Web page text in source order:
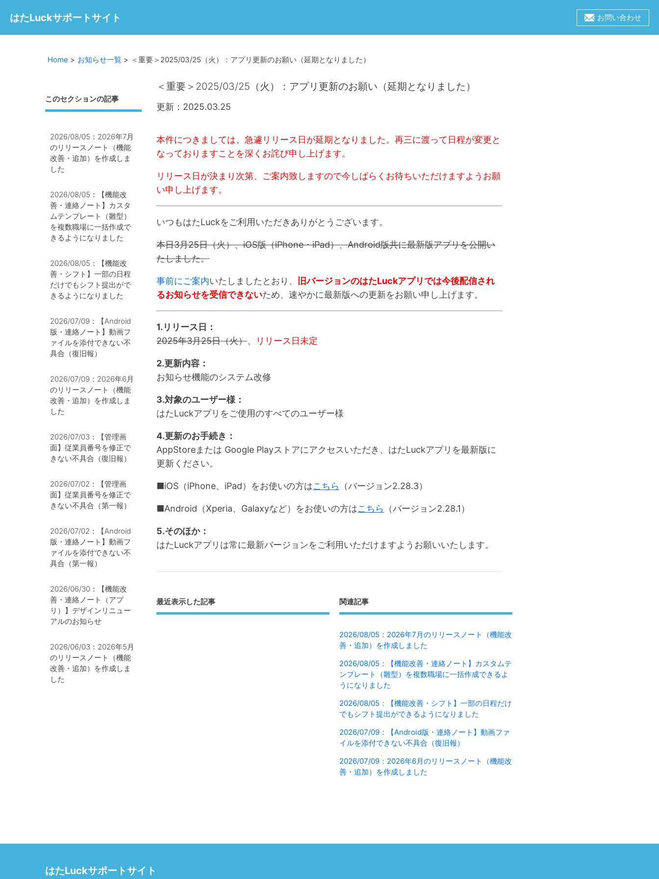
はたLuckサポートサイト お問い合わせ
Home お知らせ一覧 ＜重要＞2025/03/25（火）：アプリ更新のお願い（延期となりました）
このセクションの記事
2026/08/05：2026年7月
のリリースノート（機能
改善・追加）を作成しま
した
2026/08/05：【機能改
善・連絡ノート】カスタ
ムテンプレート（雛型）
を複数職場に一括作成で
きるようになりました
2026/08/05：【機能改
善・シフト】一部の日程
だけでもシフト提出がで
きるようになりました
2026/07/09：【Android
版・連絡ノート】動画フ
ァイルを添付できない不
具合（復旧報）
2026/07/09：2026年6月
のリリースノート（機能
改善・追加）を作成しま
した
2026/07/03：【管理画
面】従業員番号を修正で
きない不具合（復旧報）
2026/07/02：【管理画
面】従業員番号を修正で
きない不具合（第一報）
2026/07/02：【Android
版・連絡ノート】動画フ
ァイルを添付できない不
具合（第一報）
2026/06/30：【機能改
善・連絡ノート（アプ
リ）】デザインリニュー
アルのお知らせ
2026/06/03：2026年5月
のリリースノート（機能
改善・追加）を作成しま
した
＜重要＞2025/03/25（火）：アプリ更新のお願い（延期となりました）
更新：2025.03.25
本件につきましては、急遽リリース日が延期となりました。再三に渡って日程が変更と
なっておりますことを深くお詫び申し上げます。
リリース日が決まり次第、ご案内致しますので今しばらくお待ちいただけますようお願
い申し上げます。
いつもはたLuckをご利用いただきありがとうございます。
本日3月25日（火）、iOS版（iPhone・iPad）、Android版共に最新版アプリを公開い
たしました。
事前にご案内いたしましたとおり、
旧バージョンのはたLuckアプリでは今後配信され
るお知らせを受信できないため、速やかに最新版への更新をお願い申し上げます。
1.リリース日：
2025年3月25日（火）、 リリース日未定
2.更新内容：
お知らせ機能のシステム改修
3.対象のユーザー様：
はたLuckアプリをご使用のすべてのユーザー様
4.更新のお手続き：
AppStoreまたは Google Playストアにアクセスいただき、はたLuckアプリを最新版に
更新ください。
■iOS（iPhone、iPad）をお使いの方はこちら （バージョン2.28.3）
■Android（Xperia、Galaxyなど）をお使いの方はこちら （バージョン2.28.1）
5.そのほか：
はたLuckアプリは常に最新バージョンをご利用いただけますようお願いいたします。
最近表示した記事 関連記事
2026/08/05：2026年7月のリリースノート（機能改
善・追加）を作成しました
2026/08/05：【機能改善・連絡ノート】カスタムテ
ンプレート（雛型）を複数職場に一括作成できるよ
うになりました
2026/08/05：【機能改善・シフト】一部の日程だけ
でもシフト提出ができるようになりました
2026/07/09：【Android版・連絡ノート】動画ファ
イルを添付できない不具合（復旧報）
2026/07/09：2026年6月のリリースノート（機能改
善・追加）を作成しました
はたLuckサポートサイト